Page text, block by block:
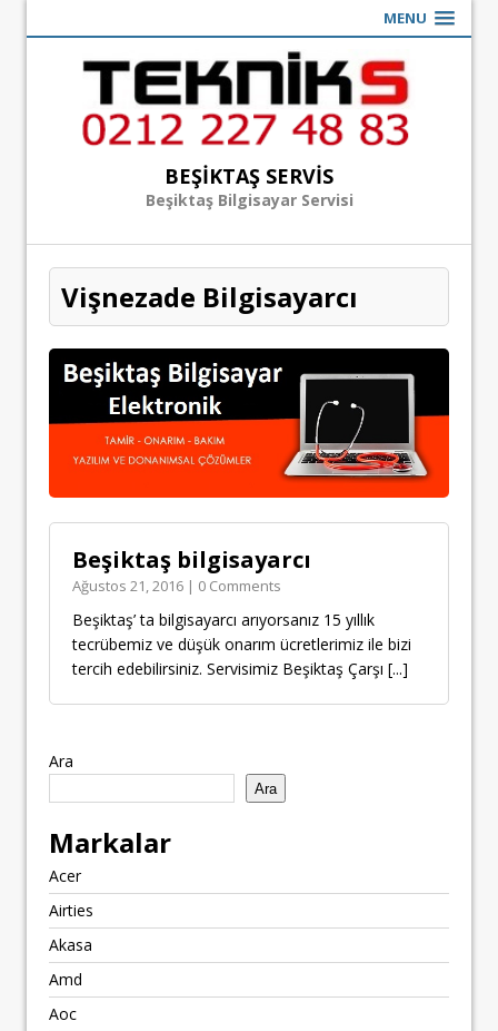
MENU
BEŞIKTAŞ SERVIS
Beşiktaş Bilgisayar Servisi
Vişnezade Bilgisayarcı
Beşiktaş bilgisayarcı
Ağustos 21, 2016 | 0 Comments
Beşiktaş’ ta bilgisayarcı arıyorsanız 15 yıllık
tecrübemiz ve düşük onarım ücretlerimiz ile bizi
tercih edebilirsiniz. Servisimiz Beşiktaş Çarşı [...]
Ara
Ara
Markalar
Acer
Airties
Akasa
Amd
Aoc